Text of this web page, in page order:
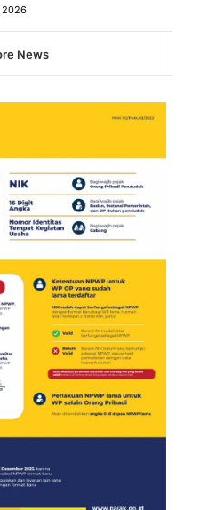
2026
News